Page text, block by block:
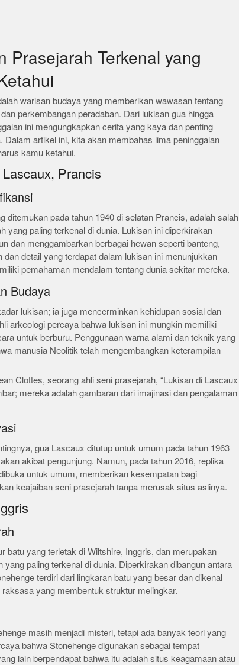
Prasejarah Terkenal yang
warisan budaya yang memberikan wawasan tentang
perkembangan peradaban. Dari lukisan gua hingga
ini mengungkapkan cerita yang kaya dan penting
Dalam artikel ini, kita akan membahas lima peninggalan
kamu ketahui.
Prancis
ditemukan pada tahun 1940 di selatan Prancis, adalah salah
yang paling terkenal di dunia. Lukisan ini diperkirakan
dan menggambarkan berbagai hewan seperti banteng,
dan detail yang terdapat dalam lukisan ini menunjukkan
pemahaman mendalam tentang dunia sekitar mereka.
Budaya
lukisan; ia juga mencerminkan kehidupan sosial dan
arkeologi percaya bahwa lukisan ini mungkin memiliki
untuk berburu. Penggunaan warna alami dan teknik yang
manusia Neolitik telah mengembangkan keterampilan
Clottes, seorang ahli seni prasejarah, “Lukisan di Lascaux
mereka adalah gambaran dari imajinasi dan pengalaman
gua Lascaux ditutup untuk umum pada tahun 1963
akibat pengunjung. Namun, pada tahun 2016, replika
untuk umum, memberikan kesempatan bagi
keajaiban seni prasejarah tanpa merusak situs aslinya.
batu yang terletak di Wiltshire, Inggris, dan merupakan
yang paling terkenal di dunia. Diperkirakan dibangun antara
terdiri dari lingkaran batu yang besar dan dikenal
yang membentuk struktur melingkar.
masih menjadi misteri, tetapi ada banyak teori yang
bahwa Stonehenge digunakan sebagai tempat
lain berpendapat bahwa itu adalah situs keagamaan atau